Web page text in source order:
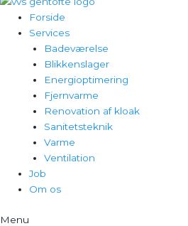
Forside
Services
Badeværelse
Blikkenslager
Energioptimering
Fjernvarme
Renovation af kloak
Sanitetsteknik
Varme
Ventilation
Job
Om os
Menu